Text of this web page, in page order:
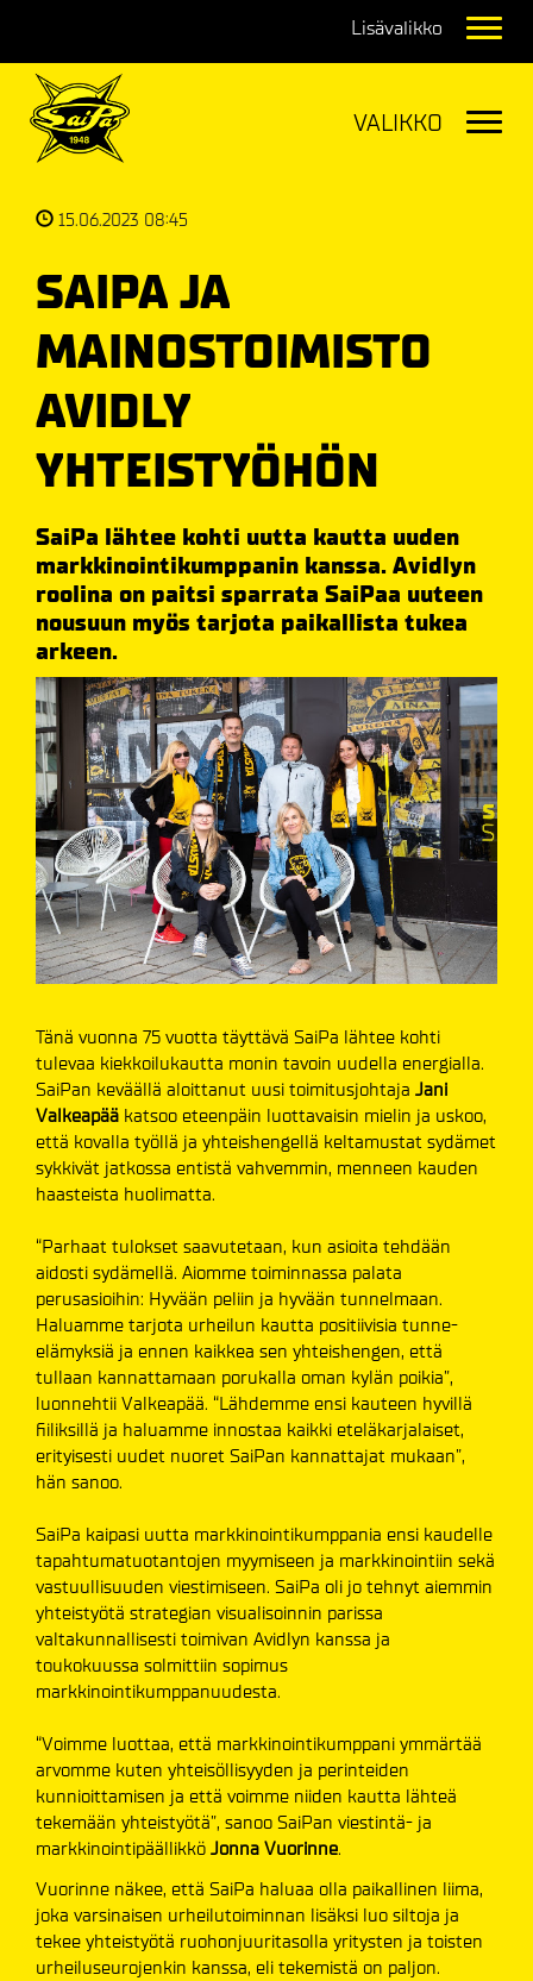
15.06.2023 08:45
SAIPA JA
MAINOSTOIMISTO
AVIDLY
YHTEISTYÖHÖN
SaiPa lähtee kohti uutta kautta uuden
markkinointikumppanin kanssa. Avidlyn
roolina on paitsi sparrata SaiPaa uuteen
nousuun myös tarjota paikallista tukea
arkeen.
Tänä vuonna 75 vuotta täyttävä SaiPa lähtee kohti
tulevaa kiekkoilukautta monin tavoin uudella energialla.
SaiPan keväällä aloittanut uusi toimitusjohtaja Jani
Valkeapää katsoo eteenpäin luottavaisin mielin ja uskoo,
että kovalla työllä ja yhteishengellä keltamustat sydämet
sykkivät jatkossa entistä vahvemmin, menneen kauden
haasteista huolimatta.
“Parhaat tulokset saavutetaan, kun asioita tehdään
aidosti sydämellä. Aiomme toiminnassa palata
perusasioihin: Hyvään peliin ja hyvään tunnelmaan.
Haluamme tarjota urheilun kautta positiivisia tunne-
elämyksiä ja ennen kaikkea sen yhteishengen, että
tullaan kannattamaan porukalla oman kylän poikia”,
luonnehtii Valkeapää. “Lähdemme ensi kauteen hyvillä
fiiliksillä ja haluamme innostaa kaikki eteläkarjalaiset,
erityisesti uudet nuoret SaiPan kannattajat mukaan”,
hän sanoo.
SaiPa kaipasi uutta markkinointikumppania ensi kaudelle
tapahtumatuotantojen myymiseen ja markkinointiin sekä
vastuullisuuden viestimiseen. SaiPa oli jo tehnyt aiemmin
yhteistyötä strategian visualisoinnin parissa
valtakunnallisesti toimivan Avidlyn kanssa ja
toukokuussa solmittiin sopimus
markkinointikumppanuudesta.
“Voimme luottaa, että markkinointikumppani ymmärtää
arvomme kuten yhteisöllisyyden ja perinteiden
kunnioittamisen ja että voimme niiden kautta lähteä
tekemään yhteistyötä”, sanoo SaiPan viestintä- ja
markkinointipäällikkö Jonna Vuorinne.
Vuorinne näkee, että SaiPa haluaa olla paikallinen liima,
joka varsinaisen urheilutoiminnan lisäksi luo siltoja ja
tekee yhteistyötä ruohonjuuritasolla yritysten ja toisten
urheiluseurojenkin kanssa, eli tekemistä on paljon.